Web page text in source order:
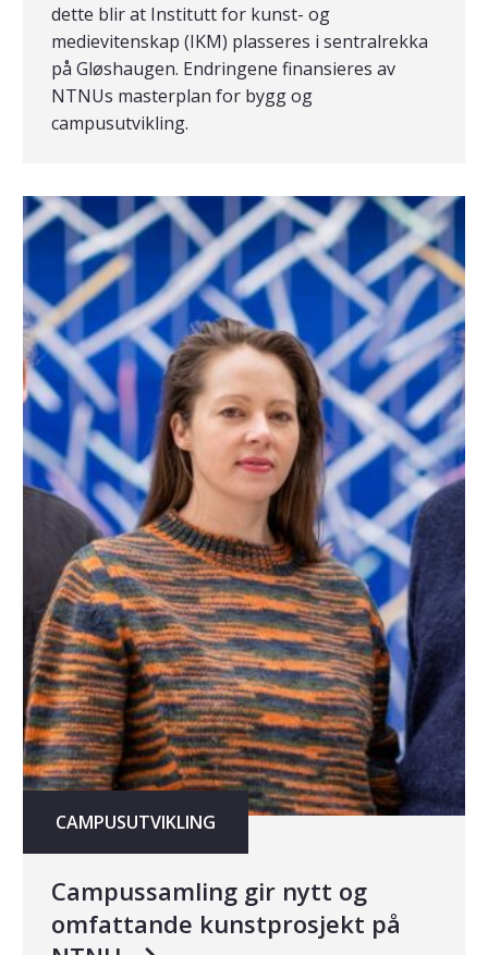
dette blir at Institutt for kunst- og
medievitenskap (IKM) plasseres i sentralrekka
på Gløshaugen. Endringene finansieres av
NTNUs masterplan for bygg og
campusutvikling.
CAMPUSUTVIKLING
Campussamling gir nytt og
omfattande kunstprosjekt på